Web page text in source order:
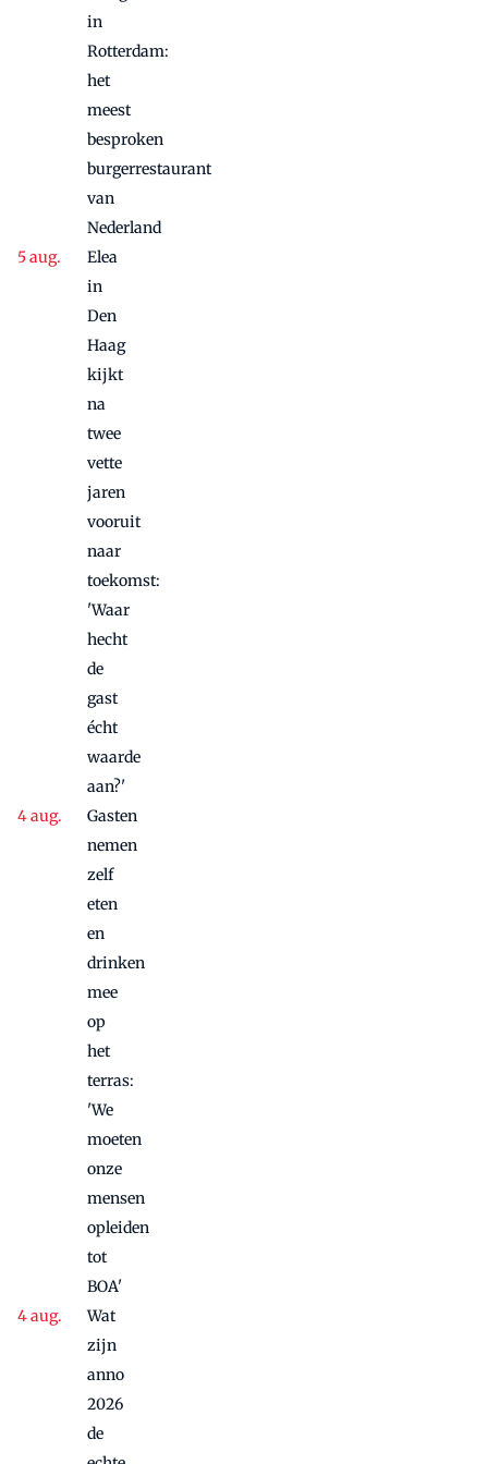
in
Rotterdam:
het
meest
besproken
burgerrestaurant
van
Nederland
Elea
in
Den
Haag
kijkt
na
twee
vette
jaren
vooruit
naar
toekomst:
'Waar
hecht
de
gast
écht
waarde
aan?'
Gasten
nemen
zelf
eten
en
drinken
mee
op
het
terras:
'We
moeten
onze
mensen
opleiden
tot
BOA'
Wat
zijn
anno
2026
de